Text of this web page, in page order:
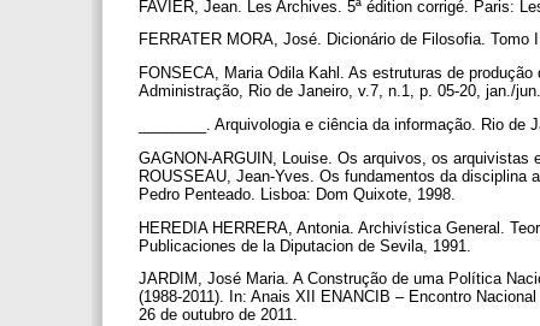
FAVIER, Jean. Les Archives. 5ª édition corrigé. Paris:
FERRATER MORA, José. Dicionário de Filosofia.
FONSECA, Maria Odila Kahl. As estruturas de
Administração, Rio de Janeiro, v.7, n.1, p. 05-20, jan./
________. Arquivologia e ciência da informação. Rio
GAGNON-ARGUIN, Louise. Os arquivos, os
ROUSSEAU, Jean-Yves. Os fundamentos da
Pedro Penteado. Lisboa: Dom Quixote, 1998.
HEREDIA HERRERA, Antonia. Archivística General.
Publicaciones de la Diputacion de Sevila, 1991.
JARDIM, José Maria. A Construção de uma Política
(1988-2011). In: Anais XII ENANCIB – Encontro
26 de outubro de 2011.